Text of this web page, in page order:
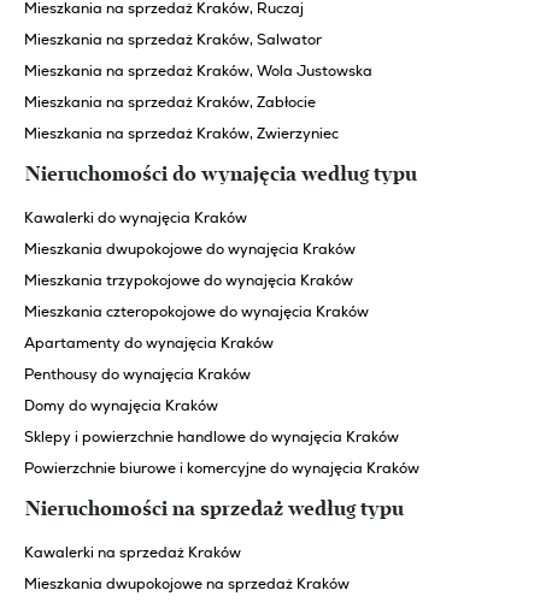
Mieszkania na sprzedaż Kraków, Ruczaj
Mieszkania na sprzedaż Kraków, Salwator
Mieszkania na sprzedaż Kraków, Wola Justowska
Mieszkania na sprzedaż Kraków, Zabłocie
Mieszkania na sprzedaż Kraków, Zwierzyniec
Nieruchomości do wynajęcia według typu
Kawalerki do wynajęcia Kraków
Mieszkania dwupokojowe do wynajęcia Kraków
Mieszkania trzypokojowe do wynajęcia Kraków
Mieszkania czteropokojowe do wynajęcia Kraków
Apartamenty do wynajęcia Kraków
Penthousy do wynajęcia Kraków
Domy do wynajęcia Kraków
Sklepy i powierzchnie handlowe do wynajęcia Kraków
Powierzchnie biurowe i komercyjne do wynajęcia Kraków
Nieruchomości na sprzedaż według typu
Kawalerki na sprzedaż Kraków
Mieszkania dwupokojowe na sprzedaż Kraków